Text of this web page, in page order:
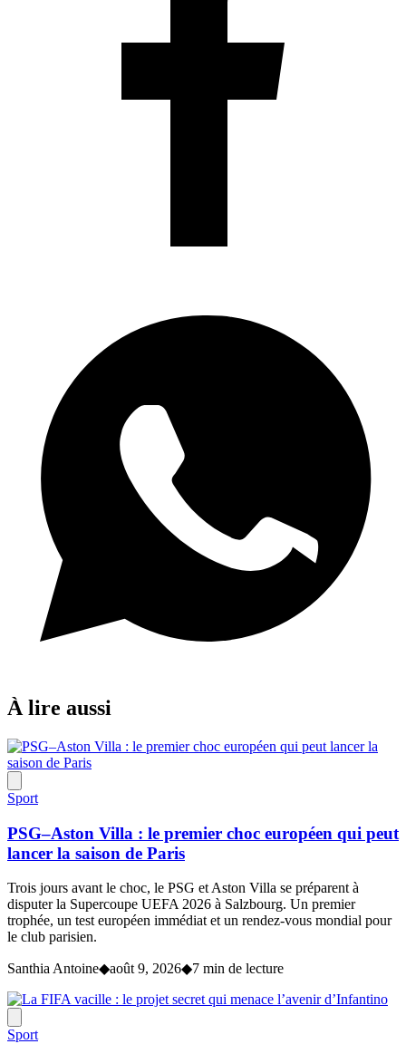
À lire aussi
Sport
PSG–Aston Villa : le premier choc européen qui peut
lancer la saison de Paris
Trois jours avant le choc, le PSG et Aston Villa se préparent à
disputer la Supercoupe UEFA 2026 à Salzbourg. Un premier
trophée, un test européen immédiat et un rendez-vous mondial pour
le club parisien.
Santhia Antoine◆août 9, 2026◆7 min de lecture
Sport